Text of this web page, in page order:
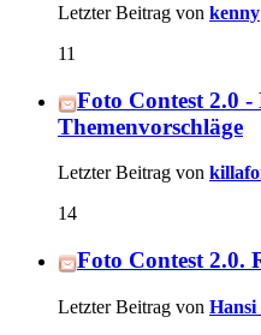
Letzter Beitrag von kenny
11
Foto Contest 2.0 -
Themenvorschläge
Letzter Beitrag von
14
Foto Contest 2.0.
Letzter Beitrag von Hansi